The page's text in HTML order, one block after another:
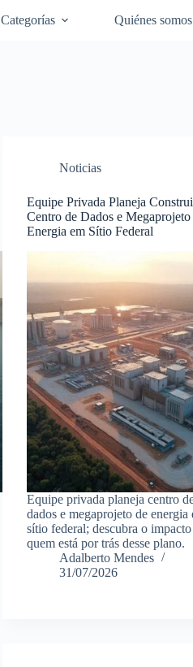
Categorías Quiénes somos
Noticias
Equipe Privada Planeja
Centro de Dados e Megaprojeto
Energia em Sítio Federal
Equipe privada planeja centro
dados e megaprojeto de energia
sítio federal; descubra o impacto
quem está por trás desse plano.
Adalberto Mendes
31/07/2026